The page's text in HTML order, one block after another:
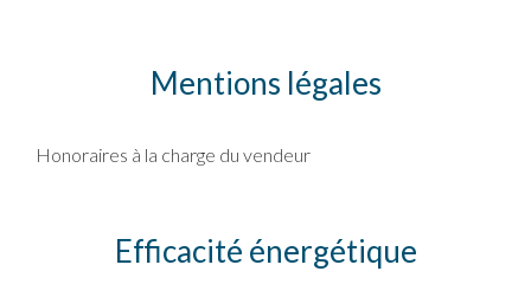
Mentions légales
Honoraires à la charge du vendeur
Efficacité énergétique